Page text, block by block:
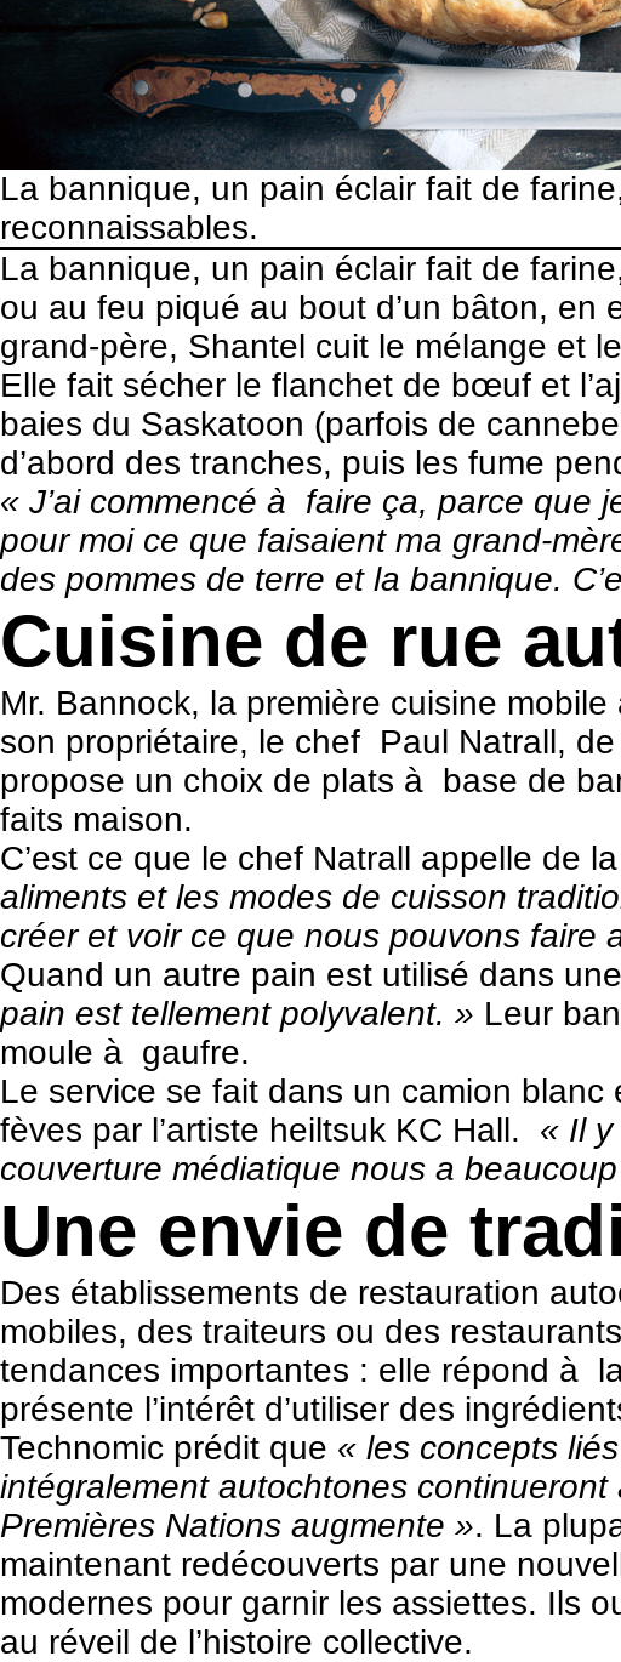
La bannique, un pain éclair fait de
reconnaissables.
La bannique, un pain éclair fait de
ou au feu piqué au bout d’un bâton, en
grand-père, Shantel cuit le mélange et
Elle fait sécher le flanchet de bœuf et
baies du Saskatoon (parfois de
d’abord des tranches, puis les fume
« J’ai commencé à faire ça, parce que
pour moi ce que faisaient ma grand-
des pommes de terre et la bannique.
Cuisine de rue
Mr. Bannock, la première cuisine
son propriétaire, le chef Paul Natrall,
propose un choix de plats à base de
faits maison.
C’est ce que le chef Natrall appelle de la
aliments et les modes de cuisson
créer et voir ce que nous pouvons
Quand un autre pain est utilisé dans
pain est tellement polyvalent. » Leur
moule à gaufre.
Le service se fait dans un camion
fèves par l’artiste heiltsuk KC Hall. « Il
couverture médiatique nous a
Une envie de
Des établissements de restauration
mobiles, des traiteurs ou des
tendances importantes : elle répond à
présente l’intérêt d’utiliser des
Technomic prédit que « les concepts
intégralement autochtones
Premières Nations augmente ». La
maintenant redécouverts par une
modernes pour garnir les assiettes. Ils
au réveil de l’histoire collective.